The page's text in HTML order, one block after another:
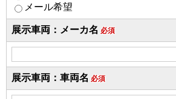
メール希望
展示車両：メーカ名 必須
展示車両：車両名 必須